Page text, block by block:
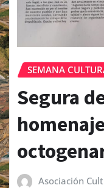
SEMANA
Segura
Asociación